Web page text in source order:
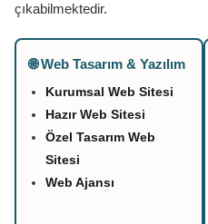
çıkabilmektedir.
🌐 Web Tasarım & Yazılım
Kurumsal Web Sitesi
Hazır Web Sitesi
Özel Tasarım Web
Sitesi
Web Ajansı